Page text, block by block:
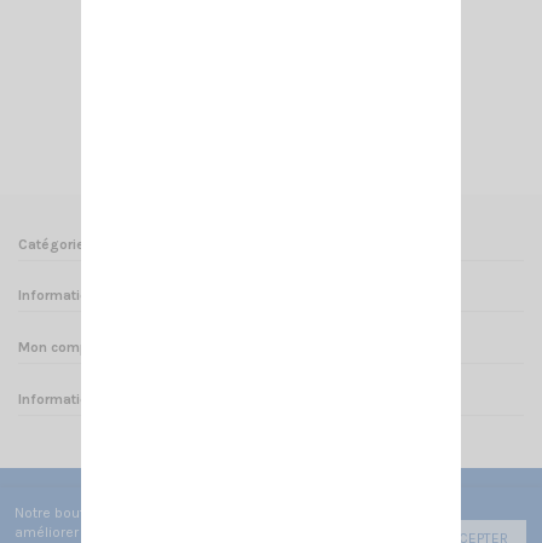
Catégories
Informations
Mon compte
Informations sur votre boutique
Notre boutique utilise des cookies de fonctionnement pour
améliorer votre expérience utilisateur afin de vous faire
ACCEPTER